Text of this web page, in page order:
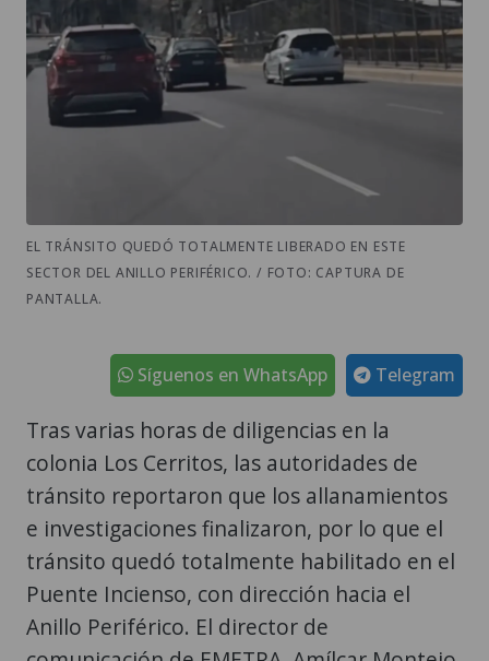
EL TRÁNSITO QUEDÓ TOTALMENTE LIBERADO EN ESTE
SECTOR DEL ANILLO PERIFÉRICO. / FOTO: CAPTURA DE
PANTALLA.
Telegram
Síguenos en WhatsApp
Tras varias horas de diligencias en la
colonia Los Cerritos, las autoridades de
tránsito reportaron que los allanamientos
e investigaciones finalizaron, por lo que el
tránsito quedó totalmente habilitado en el
Puente Incienso, con dirección hacia el
Anillo Periférico. El director de